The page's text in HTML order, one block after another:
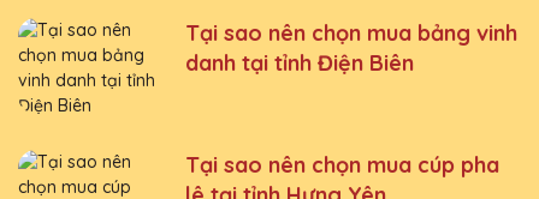
Tại sao nên chọn mua bảng vinh
danh tại tỉnh Điện Biên
Tại sao nên chọn mua cúp pha